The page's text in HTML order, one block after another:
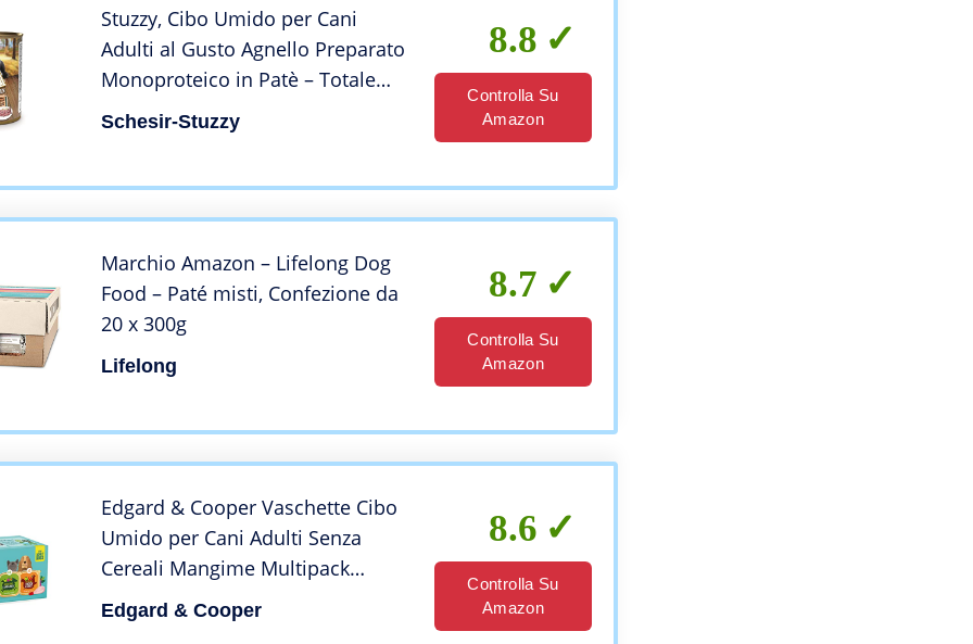
Stuzzy, Cibo Umido per Cani
Adulti al Gusto Agnello Preparato
Monoproteico in Patè – Totale
4,8Kg (6 Lattine da 800G)
Schesir-Stuzzy
8.8
Controlla Su
Amazon
Marchio Amazon – Lifelong Dog
Food – Paté misti, Confezione da
20 x 300g
Lifelong
8.7
Controlla Su
Amazon
Edgard & Cooper Vaschette Cibo
Umido per Cani Adulti Senza
Cereali Mangime Multipack
Naturale 6x100g
2xPollo/Tacchino,
Edgard & Cooper
8.6
Controlla Su
Amazon